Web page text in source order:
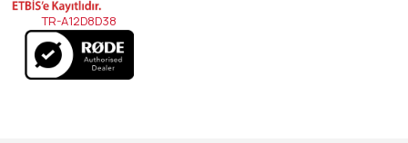
TR-A12D8D38